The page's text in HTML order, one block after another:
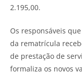
2.195,00.
Os responsáveis
da rematrícula
de prestação de
formaliza os novos